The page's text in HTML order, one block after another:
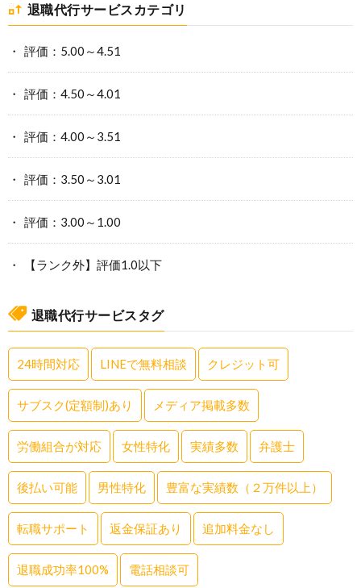
退職代行サービスカテゴリ
評価：5.00～4.51
評価：4.50～4.01
評価：4.00～3.51
評価：3.50～3.01
評価：3.00～1.00
【ランク外】評価1.0以下
退職代行サービスタグ
24時間対応 LINEで無料相談 クレジット可
サブスク(定額制)あり メディア掲載多数
労働組合が対応 女性特化 実績多数 弁護士
後払い可能 男性特化 豊富な実績数（２万件以上）
転職サポート 返金保証あり 追加料金なし
退職成功率100% 電話相談可